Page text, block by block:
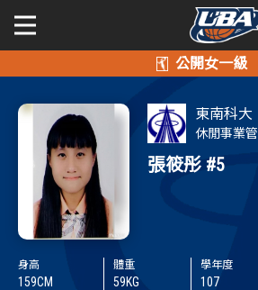
公開男一級
學年
賽事
賽程表
球隊資
公開女一級
學年
賽事
賽程表
球隊資
二級與一般組
新聞
東南科大
休閒事業
張筱彤 #5
身高
159CM
體重
59KG
學年度
107